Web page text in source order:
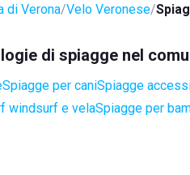
di Verona Velo Veronese
di spiagge nel
Spiagge per caniSpiagge
windsurf e velaSpiagge per